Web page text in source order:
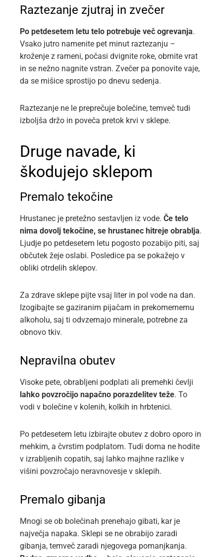
Raztezanje zjutraj in zvečer
Po petdesetem letu telo potrebuje več ogrevanja.
Vsako jutro namenite pet minut raztezanju –
kroženje z rameni, počasi dvignite roke, obrnite vrat
in se nežno nagnite vstran. Zvečer pa ponovite vaje,
da se mišice sprostijo po dnevu sedenja.
Raztezanje ne le preprečuje bolečine, temveč tudi
izboljša držo in poveča pretok krvi v sklepe.
Druge navade, ki
škodujejo sklepom
Premalo tekočine
Hrustanec je pretežno sestavljen iz vode. Če telo
nima dovolj tekočine, se hrustanec hitreje obrablja.
Ljudje po petdesetem letu pogosto pozabijo piti, saj
občutek žeje oslabi. Posledice pa se pokažejo v
obliki otrdelih sklepov.
Za zdrave sklepe pijte vsaj liter in pol vode na dan.
Izogibajte se gaziranim pijačam in prekomernemu
alkoholu, saj ti odvzemajo minerale, potrebne za
obnovo tkiv.
Nepravilna obutev
Visoke pete, obrabljeni podplati ali premehki čevlji
lahko povzročijo napačno porazdelitev teže. To
vodi v bolečine v kolenih, kolkih in hrbtenici.
Po petdesetem letu izbirajte obutev z dobro oporo in
mehkim, a čvrstim podplatom. Tudi doma ne hodite
v izrabljenih copatih, saj lahko majhne razlike v
višini povzročajo neravnovesje v sklepih.
Premalo gibanja
Mnogi se ob bolečinah prenehajo gibati, kar je
največja napaka. Sklepi se ne obrabijo zaradi
gibanja, temveč zaradi njegovega pomanjkanja.